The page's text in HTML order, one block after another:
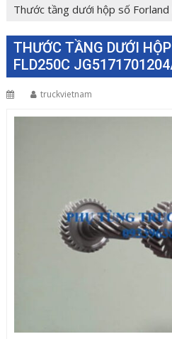
Thước tầng dưới hộp số
THƯỚC TẦNG DƯỚI
FLD250C
truckvietnam